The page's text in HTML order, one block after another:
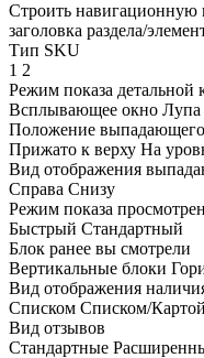
Строить навигационную
заголовка раздела/
Тип SKU
1 2
Режим показа детальной
Всплывающее окно Лупа
Положение
Прижато к верху На
Вид отображения
Справа Снизу
Режим показа
Быстрый Стандартный
Блок ранее вы смотрели
Вертикальные блоки
Вид отображения
Списком Списком/Картой
Вид отзывов
Стандартные